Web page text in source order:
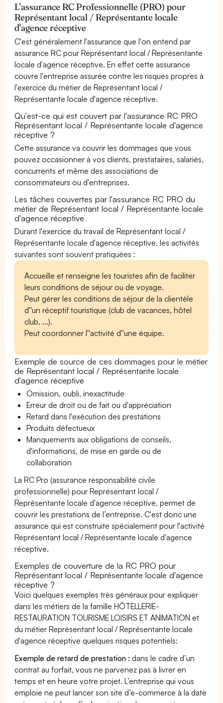
L'assurance RC Professionnelle (PRO) pour
Représentant local / Représentante locale
d'agence réceptive
C'est généralement l'assurance que l'on entend par
assurance RC pour Représentant local / Représentante
locale d'agence réceptive. En effet cette assurance
couvre l'entreprise assurée contre les risques propres à
l'exercice du métier de Représentant local /
Représentante locale d'agence réceptive.
Qu'est-ce qui est couvert par l'assurance RC PRO
Représentant local / Représentante locale d'agence
réceptive ?
Cette assurance va couvrir les dommages que vous
pouvez occasionner à vos clients, prestataires, salariés,
concurrents et même des associations de
consommateurs ou d'entreprises.
Les tâches couvertes par l'assurance RC PRO du
métier de Représentant local / Représentante locale
d'agence réceptive
Durant l'exercice du travail de Représentant local /
Représentante locale d'agence réceptive, les activités
suivantes sont souvent pratiquées :
Accueille et renseigne les touristes afin de faciliter
leurs conditions de séjour ou de voyage.
Peut gérer les conditions de séjour de la clientèle
d''un réceptif touristique (club de vacances, hôtel
club, ...).
Peut coordonner l''activité d''une équipe.
Exemple de source de ces dommages pour le métier
de Représentant local / Représentante locale
d'agence réceptive
Omission, oubli, inexactitude
Erreur de droit ou de fait ou d'appréciation
Retard dans l'exécution des prestations
Produits défectueux
Manquements aux obligations de conseils,
d'informations, de mise en garde ou de
collaboration
La RC Pro (assurance responsabilité civile
professionnelle) pour Représentant local /
Représentante locale d'agence réceptive, permet de
couvrir les prestations de l’entreprise. C'est donc une
assurance qui est construite spécialement pour l'activité
Représentant local / Représentante locale d'agence
réceptive.
Exemples de couverture de la RC PRO pour
Représentant local / Représentante locale d'agence
réceptive ?
Voici quelques exemples très généraux pour expliquer
dans les métiers de la famille HÔTELLERIE-
RESTAURATION TOURISME LOISIRS ET ANIMATION et
du métier Représentant local / Représentante locale
d'agence réceptive quelques risques potentiels:
Exemple de retard de prestation : dans le cadre d’un
contrat au forfait, vous ne parvenez pas à livrer en
temps et en heure votre projet. L’entreprise qui vous
emploie ne peut lancer son site d’e-commerce à la date